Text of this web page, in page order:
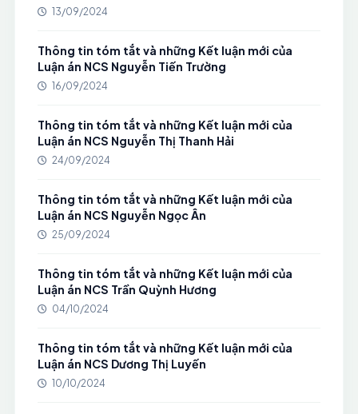
13/09/2024
Thông tin tóm tắt và những Kết luận mới của
Luận án NCS Nguyễn Tiến Trường
16/09/2024
Thông tin tóm tắt và những Kết luận mới của
Luận án NCS Nguyễn Thị Thanh Hải
24/09/2024
Thông tin tóm tắt và những Kết luận mới của
Luận án NCS Nguyễn Ngọc Ân
25/09/2024
Thông tin tóm tắt và những Kết luận mới của
Luận án NCS Trần Quỳnh Hương
04/10/2024
Thông tin tóm tắt và những Kết luận mới của
Luận án NCS Dương Thị Luyến
10/10/2024